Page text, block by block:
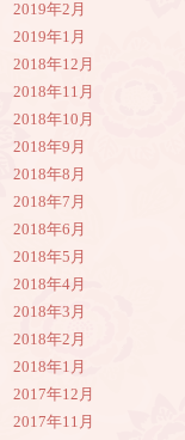
2019年2月
2019年1月
2018年12月
2018年11月
2018年10月
2018年9月
2018年8月
2018年7月
2018年6月
2018年5月
2018年4月
2018年3月
2018年2月
2018年1月
2017年12月
2017年11月